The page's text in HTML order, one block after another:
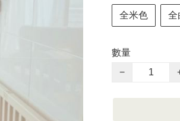
全米色 全
數量
−